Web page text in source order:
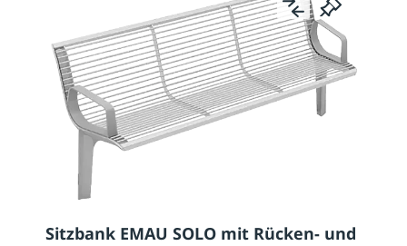
Sitzbank EMAU SOLO mit Rücken- und